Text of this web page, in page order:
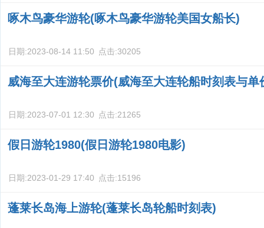
啄木鸟豪华游轮(啄木鸟豪华游轮美国女船长)
日期:2023-08-14 11:50 点击:30205
威海至大连游轮票价(威海至大连轮船时刻表与单
日期:2023-07-01 12:30 点击:21265
假日游轮1980(假日游轮1980电影)
日期:2023-01-29 17:40 点击:15196
蓬莱长岛海上游轮(蓬莱长岛轮船时刻表)